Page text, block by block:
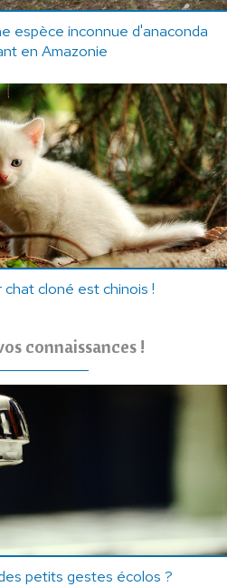
espèce inconnue d'anaconda
en Amazonie
chat cloné est chinois !
connaissances !
petits gestes écolos ?